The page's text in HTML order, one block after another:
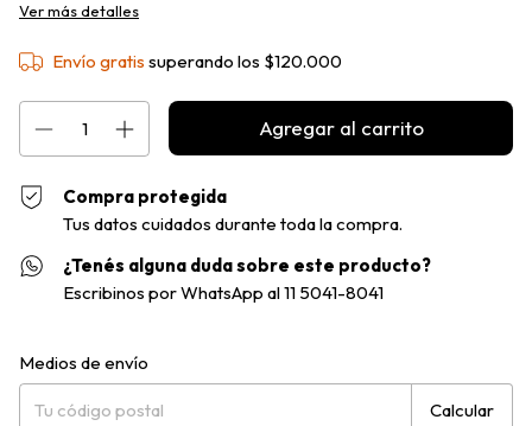
Ver más detalles
Envío gratis superando los $120.000
Compra protegida
Tus datos cuidados durante toda la compra.
¿Tenés alguna duda sobre este producto?
Escribinos por WhatsApp al 11 5041-8041
Entregas para el CP:
Medios de envío
Calcular